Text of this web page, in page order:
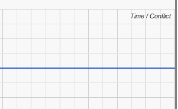
Time / Conflict
Time / Conflict